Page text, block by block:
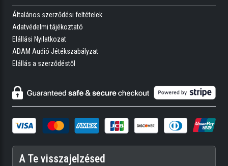
Általános szerződési feltételek
Adatvédelmi tájékoztató
Elállási Nyilatkozat
ADAM Audió Jétékszabályzat
Elállás a szerződéstől
A Te visszajelzésed